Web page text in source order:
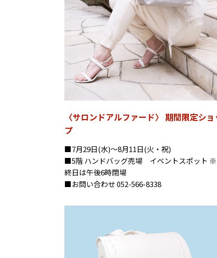
〈サロンドアルファード〉 期間限定ショ
プ
■7月29日(水)〜8月11日(火・祝)
■5階 ハンドバッグ売場 イベントスポット
終日は午後6時閉場
■お問い合わせ 052-566-8338